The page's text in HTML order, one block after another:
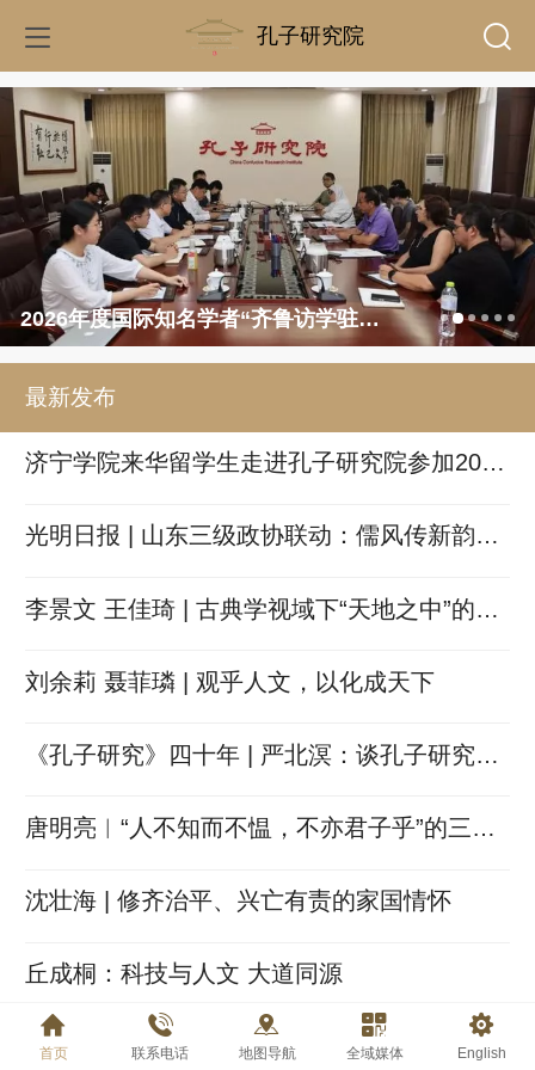
孔子研究院
2026年度国际知名学者“齐鲁访学驻研计划”工作座谈会召开
最新发布
济宁学院来华留学生走进孔子研究院参加202
光明日报 | 山东三级政协联动：儒风传新韵
李景文 王佳琦 | 古典学视域下“天地之中”的文
刘余莉 聂菲璘 | 观乎人文，以化成天下
《孔子研究》四十年 | 严北溟：谈孔子研究的
唐明亮︱“人不知而不愠，不亦君子乎”的三种
沈壮海 | 修齐治平、兴亡有责的家国情怀
丘成桐：科技与人文 大道同源
1/ 524
首页 联系电话 地图导航 全域媒体 English